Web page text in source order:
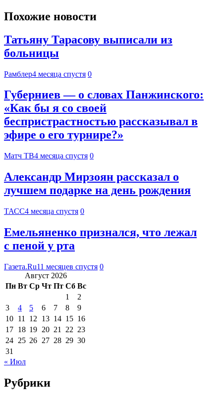
Похожие новости
Татьяну Тарасову выписали из
больницы
Рамблер4 месяца спустя 0
Губерниев — о словах Панжинского:
«Как бы я со своей
беспристрастностью рассказывал в
эфире о его турнире?»
Матч ТВ4 месяца спустя 0
Александр Мирзоян рассказал о
лучшем подарке на день рождения
ТАСС4 месяца спустя 0
Емельяненко признался, что лежал
с пеной у рта
Газета.Ru11 месяцев спустя 0
Август 2026
Пн Вт Ср Чт Пт Сб Вс
1
2
3
4 5 6 7 8
9
10 11 12 13 14 15 16
17 18 19 20 21 22 23
24 25 26 27 28 29 30
31
« Июл
Рубрики